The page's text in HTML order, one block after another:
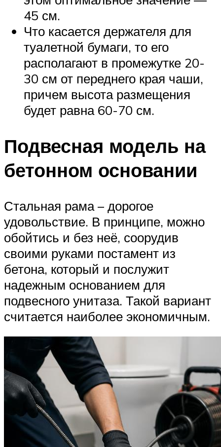
45 см.
Что касается держателя для
туалетной бумаги, то его
располагают в промежутке 20-
30 см от переднего края чаши,
причем высота размещения
будет равна 60-70 см.
Подвесная модель на
бетонном основании
Стальная рама – дорогое
удовольствие. В принципе, можно
обойтись и без неё, соорудив
своими руками постамент из
бетона, который и послужит
надежным основанием для
подвесного унитаза. Такой вариант
считается наиболее экономичным.